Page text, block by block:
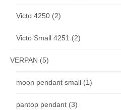
Victo 4250 (2)
Victo Small 4251 (2)
VERPAN (5)
moon pendant small (1)
pantop pendant (3)